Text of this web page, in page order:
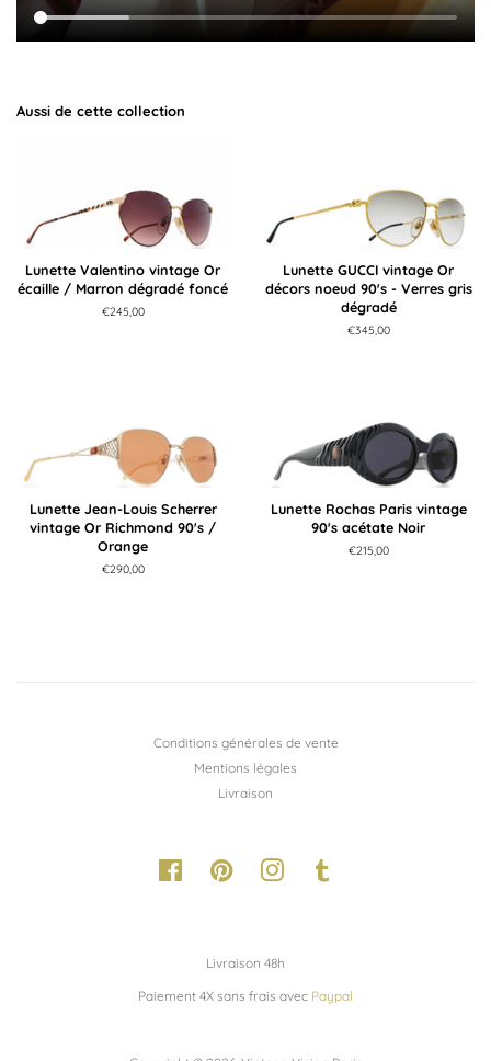
Aussi de cette collection
Lunette Valentino vintage Or
écaille / Marron dégradé foncé
Prix
€245,00
Lunette GUCCI vintage Or
décors noeud 90's - Verres gris
dégradé
Prix
€345,00
Lunette Jean-Louis Scherrer
vintage Or Richmond 90's /
Orange
Prix
€290,00
Lunette Rochas Paris vintage
90's acétate Noir
Prix
€215,00
Conditions générales de vente
Mentions légales
Livraison
FacebookPinterestInstagram
Livraison 48h
Paiement 4X sans frais avec Paypal